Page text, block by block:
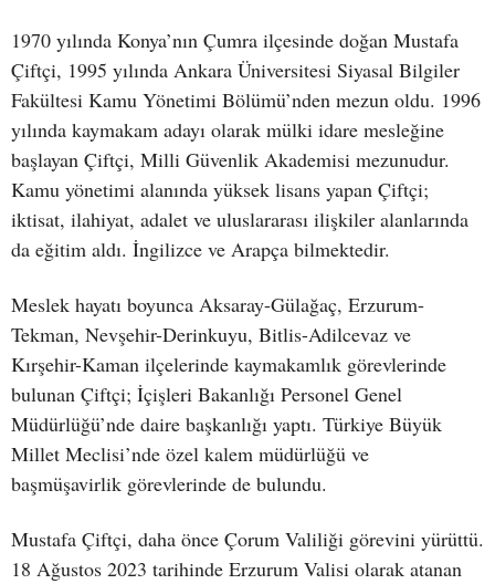
1970 yılında Konya’nın Çumra ilçesinde doğan Mustafa
Çiftçi, 1995 yılında Ankara Üniversitesi Siyasal Bilgiler
Fakültesi Kamu Yönetimi Bölümü’nden mezun oldu. 1996
yılında kaymakam adayı olarak mülki idare mesleğine
başlayan Çiftçi, Milli Güvenlik Akademisi mezunudur.
Kamu yönetimi alanında yüksek lisans yapan Çiftçi;
iktisat, ilahiyat, adalet ve uluslararası ilişkiler alanlarında
da eğitim aldı. İngilizce ve Arapça bilmektedir.
Meslek hayatı boyunca Aksaray-Gülağaç, Erzurum-
Tekman, Nevşehir-Derinkuyu, Bitlis-Adilcevaz ve
Kırşehir-Kaman ilçelerinde kaymakamlık görevlerinde
bulunan Çiftçi; İçişleri Bakanlığı Personel Genel
Müdürlüğü’nde daire başkanlığı yaptı. Türkiye Büyük
Millet Meclisi’nde özel kalem müdürlüğü ve
başmüşavirlik görevlerinde de bulundu.
Mustafa Çiftçi, daha önce Çorum Valiliği görevini yürüttü.
18 Ağustos 2023 tarihinde Erzurum Valisi olarak atanan